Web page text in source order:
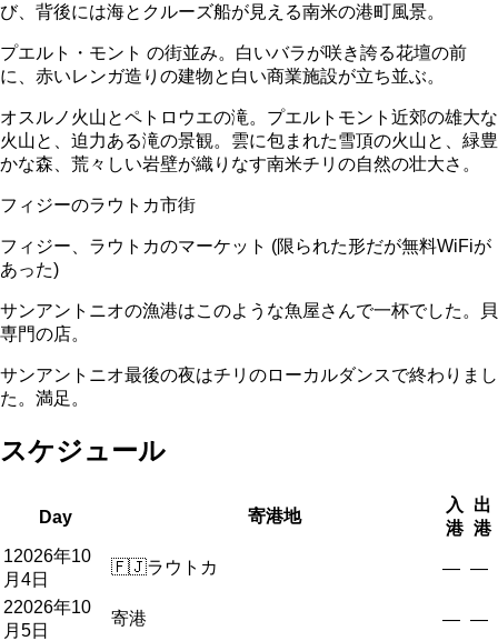
び、背後には海とクルーズ船が見える南米の港町風景。
プエルト・モント の街並み。白いバラが咲き誇る花壇の前
に、赤いレンガ造りの建物と白い商業施設が立ち並ぶ。
オスルノ火山とペトロウエの滝。プエルトモント近郊の雄大な
火山と、迫力ある滝の景観。雲に包まれた雪頂の火山と、緑豊
かな森、荒々しい岩壁が織りなす南米チリの自然の壮大さ。
フィジーのラウトカ市街
フィジー、ラウトカのマーケット (限られた形だが無料WiFiが
あった)
サンアントニオの漁港はこのような魚屋さんで一杯でした。貝
専門の店。
サンアントニオ最後の夜はチリのローカルダンスで終わりまし
た。満足。
スケジュール
Day 寄港地
入
港
出
港
12026年10
月4日
🇫🇯ラウトカ — —
22026年10
月5日
寄港 — —